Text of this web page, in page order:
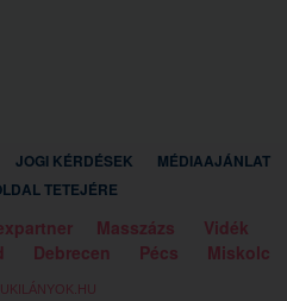
JOGI KÉRDÉSEK
MÉDIAAJÁNLAT
TETEJÉRE
Masszázs
Vidék
Debrecen Pécs Miskolc